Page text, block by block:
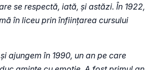
se respectă, iată, și astăzi. În 1922,
în liceu prin înființarea cursului
ajungem în 1990, un an pe care